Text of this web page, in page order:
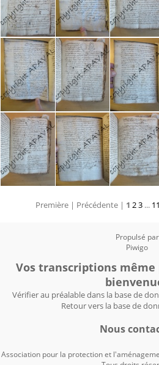
Première | Précédente | 1 23... 11
Propulsé par
Piwigo
Vos transcriptions
Vérifier au préalable dans la base de
Retour vers la base de
Nous
Association pour la protection et